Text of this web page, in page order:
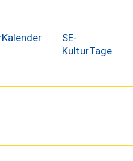
SE-
KulturTage